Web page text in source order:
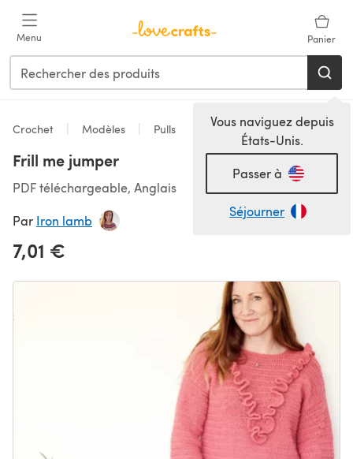
Menu Panier
Vous naviguez depuis
États-Unis.
Passer à
Séjourner
Crochet Modèles Pulls
Frill me jumper
PDF téléchargeable, Anglais
Par Iron lamb
7,01 €